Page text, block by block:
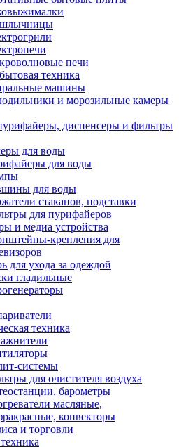
печи
техника
машины
и морозильные камеры
диспенсеры и фильтры
для воды
для воды
для воды
стаканов, подставки
для пурифайеров
и медиа устройства
крепления для
для ухода за одеждой
гладильные
техника
системы
для очистителя воздуха
барометры
масляные,
конвекторы
и торговли